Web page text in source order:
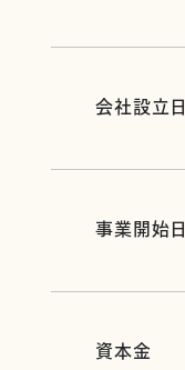
会社設立日
事業開始日
資本金